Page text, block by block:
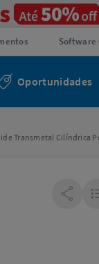
Software
Oportunidades
Transmetal Cilíndrica